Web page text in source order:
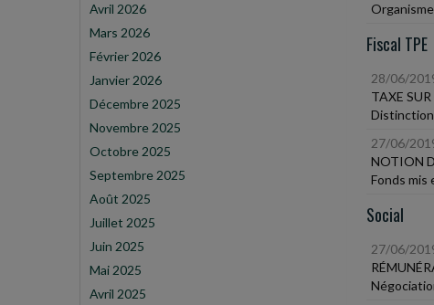
Avril 2026
Mars 2026
Février 2026
Janvier 2026
Décembre 2025
Novembre 2025
Octobre 2025
Septembre 2025
Août 2025
Juillet 2025
Juin 2025
Mai 2025
Avril 2025
Fiscal TPE
28/06/
TAXE
27/06/
NOTION
Fonds mis
Social
27/06/